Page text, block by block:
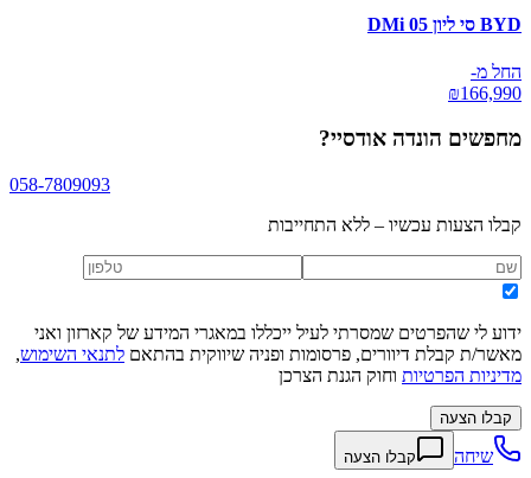
BYD סי ליון 05 DMi
החל מ-
₪166,990
מחפשים הונדה אודסיי?
058-7809093
קבלו הצעות עכשיו – ללא התחייבות
ידוע לי שהפרטים שמסרתי לעיל ייכללו במאגרי המידע של קארזון ואני
מאשר/ת קבלת דיוורים, פרסומות ופניה שיווקית בהתאם לתנאי השימוש,
מדיניות הפרטיות וחוק הגנת הצרכן
קבלו הצעה
שיחה קבלו הצעה